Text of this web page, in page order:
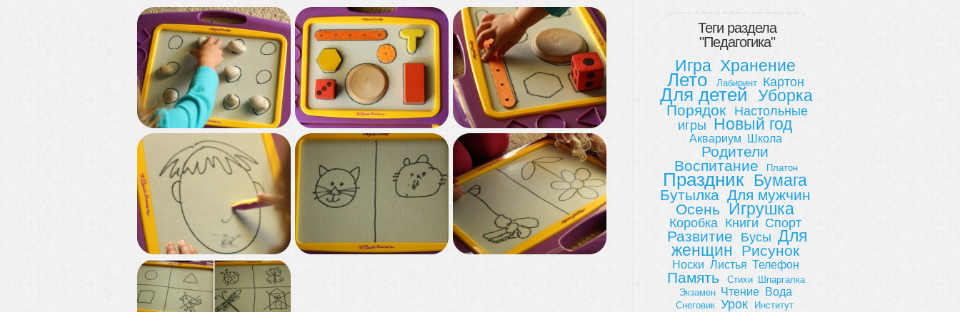
Теги раздела
"Педагогика"
Игра Хранение
Лето Лабиринт Картон
Для детей Уборка
Порядок
Настольные
игры Новый год
Аквариум Школа
Родители
Воспитание
Платон
Праздник Бумага
Бутылка
Для мужчин
Осень Игрушка
Коробка Книги Спорт
Развитие Бусы Для
женщин Рисунок
Носки Листья Телефон
Память Стихи Шпаргалка
Экзамен Чтение Вода
Снеговик Урок Институт